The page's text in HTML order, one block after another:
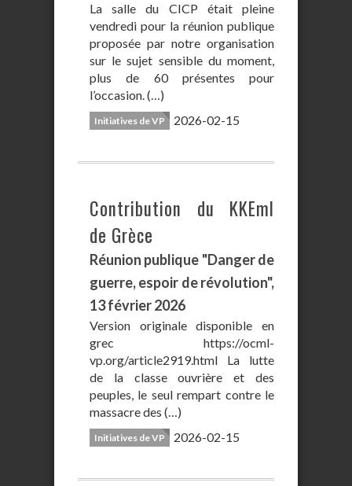
La salle du CICP était pleine
vendredi pour la réunion publique
proposée par notre organisation
sur le sujet sensible du moment,
plus de 60 présentes pour
l’occasion. (…)
Initiatives de VP 2026-02-15
Contribution du KKEml
de Grèce
Réunion publique "Danger de
guerre, espoir de révolution",
13 février 2026
Version originale disponible en
grec https://ocml-
vp.org/article2919.html La lutte
de la classe ouvrière et des
peuples, le seul rempart contre le
massacre des (…)
Initiatives de VP 2026-02-15